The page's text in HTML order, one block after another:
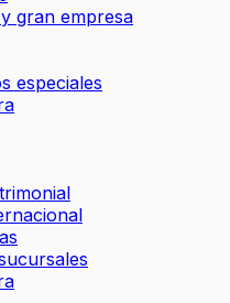
gran empresa
especiales